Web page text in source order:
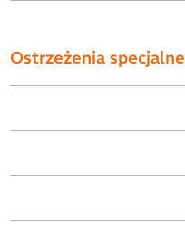
Ostrzeżenia specjalne